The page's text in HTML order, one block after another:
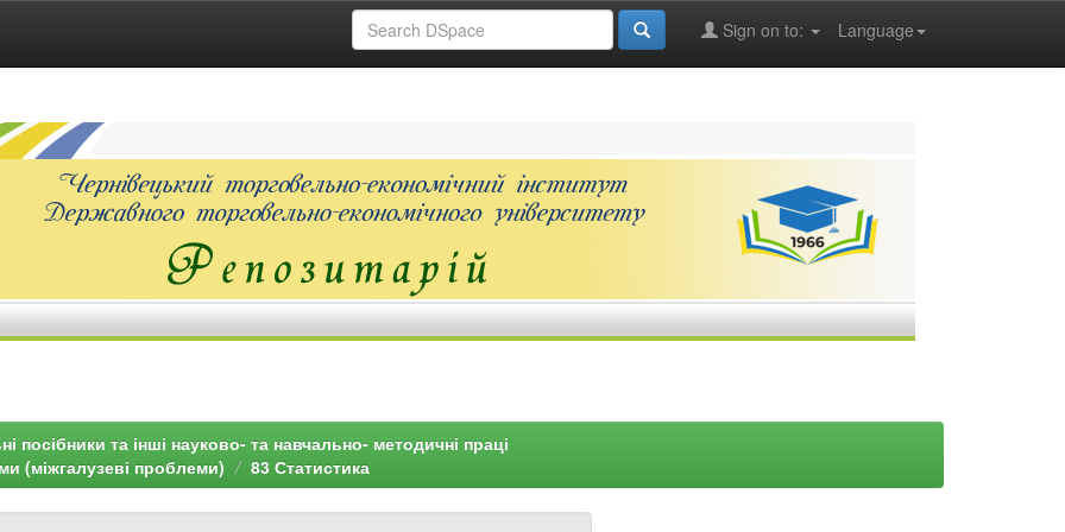
Language
Sign on to:
посібники та інші науково- та навчально- методичні праці
(міжгалузеві проблеми)
83 Статистика